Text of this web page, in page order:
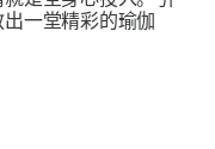
一堂精彩的瑜伽